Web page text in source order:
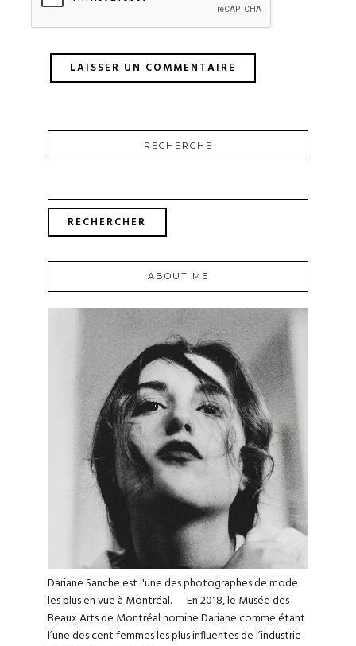
RECHERCHE
ABOUT ME
Dariane Sanche est l'une des photographes de mode
les plus en vue à Montréal. En 2018, le Musée des
Beaux Arts de Montréal nomine Dariane comme étant
l’une des cent femmes les plus influentes de l’industrie